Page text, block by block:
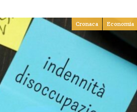
Cronaca Economia